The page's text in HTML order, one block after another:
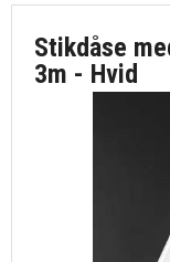
Stikdåse
3m - Hvid